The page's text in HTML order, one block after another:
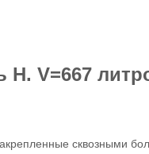
H. V=667
сквозными